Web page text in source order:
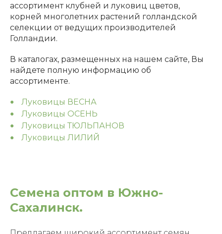
ассортимент клубней и луковиц цветов,
корней многолетних растений голландской
селекции от ведущих производителей
Голландии.
В каталогах, размещенных на нашем сайте, Вы
найдете полную информацию об
ассортименте.
Луковицы ВЕСНА
Луковицы ОСЕНЬ
Луковицы ТЮЛЬПАНОВ
Луковицы ЛИЛИЙ
Семена оптом в Южно-
Сахалинск.